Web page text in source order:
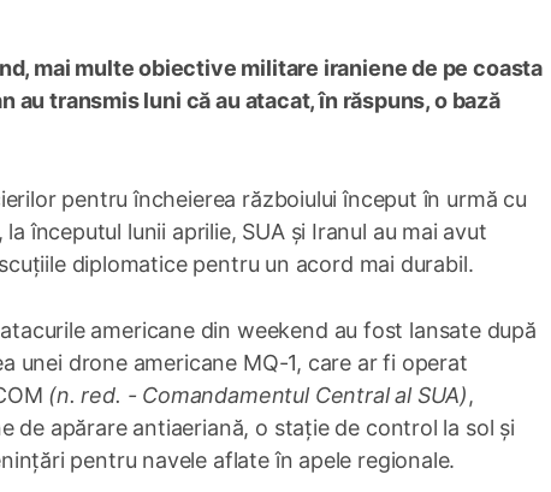
mai multe obiective militare iraniene de pe coasta
au transmis luni că au atacat, în răspuns, o bază
pentru încheierea războiului început în urmă cu
începutul lunii aprilie, SUA și Iranul au mai avut
diplomatice pentru un acord mai durabil.
americane din weekend au fost lansate după
unei drone americane MQ-1, care ar fi operat
(n. red. - Comandamentul Central al SUA),
de apărare antiaeriană, o stație de control la sol și
pentru navele aflate în apele regionale.